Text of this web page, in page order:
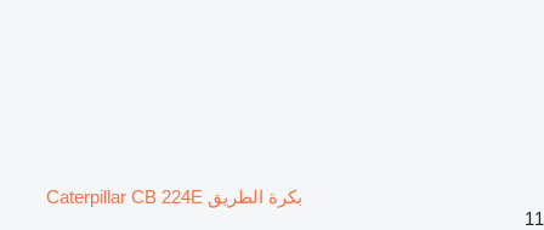
بكرة الطريق Caterpillar CB 224E
11